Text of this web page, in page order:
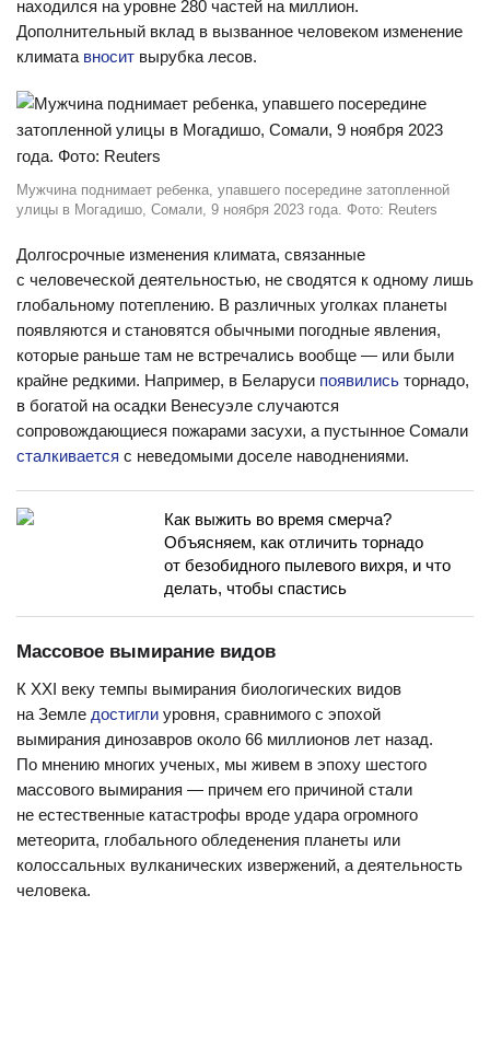
находился на уровне 280 частей на миллион.
Дополнительный вклад в вызванное человеком изменение
климата вносит вырубка лесов.
Мужчина поднимает ребенка, упавшего посередине затопленной
улицы в Могадишо, Сомали, 9 ноября 2023 года. Фото: Reuters
Долгосрочные изменения климата, связанные
с человеческой деятельностью, не сводятся к одному лишь
глобальному потеплению. В различных уголках планеты
появляются и становятся обычными погодные явления,
которые раньше там не встречались вообще — или были
крайне редкими. Например, в Беларуси появились торнадо,
в богатой на осадки Венесуэле случаются
сопровождающиеся пожарами засухи, а пустынное Сомали
сталкивается с неведомыми доселе наводнениями.
Как выжить во время смерча?
Объясняем, как отличить торнадо
от безобидного пылевого вихря, и что
делать, чтобы спастись
Массовое вымирание видов
К XXI веку темпы вымирания биологических видов
на Земле достигли уровня, сравнимого с эпохой
вымирания динозавров около 66 миллионов лет назад.
По мнению многих ученых, мы живем в эпоху шестого
массового вымирания — причем его причиной стали
не естественные катастрофы вроде удара огромного
метеорита, глобального обледенения планеты или
колоссальных вулканических извержений, а деятельность
человека.